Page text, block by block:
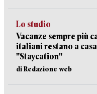
Lo studio
Vacanze sempre più
italiani restano a
"Staycation"
di Redazione web